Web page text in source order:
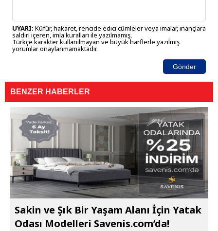
UYARI: Küfür, hakaret, rencide edici cümleler veya imalar, inançlara
saldırı içeren, imla kuralları ile yazılmamış,
Türkçe karakter kullanılmayan ve büyük harflerle yazılmış
yorumlar onaylanmamaktadır.
Gönder
BENZER HABERLER
Sakin ve Şık Bir Yaşam Alanı İçin Yatak
Odası Modelleri Savenis.com’da!